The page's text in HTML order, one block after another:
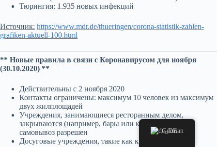
Тюрингия: 1.935 новых инфекций
Источник: https://www.mdr.de/thueringen/corona-statistik-zahlen-
grafiken-aktuell-100.html
** Новые правила в связи с Коронавирусом для ноября
(30.10.2020) **
Действительны с 2 ноября 2020
Контакты ограничены: максимум 10 человек из максимум
двух жилплощадей
Учреждения, занимающиеся ресторанным делом,
закрываются (например, бары или кафе); доставка /
самовывоз разрешен
Досуговые учреждения, такие как кинотеатры,
German